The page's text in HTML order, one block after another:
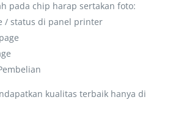
pada chip harap sertakan foto:
/ status di panel printer
kualitas terbaik hanya di